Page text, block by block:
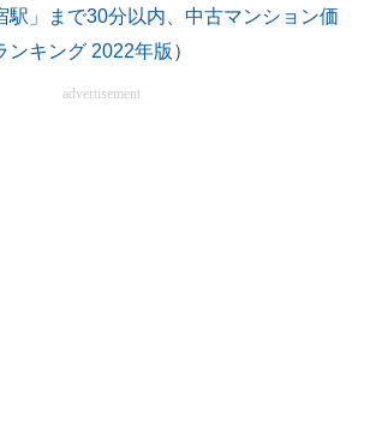
ミュニティ
駅」まで30分以内、中古マンション価
ンキング 2022年版 ）
advertisement